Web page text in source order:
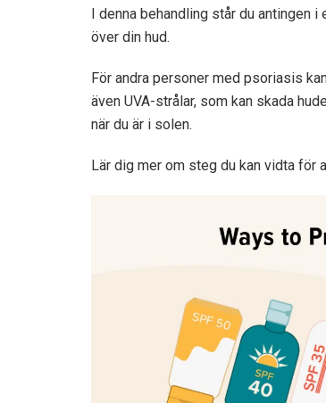
I denna behandling står du antingen
över din hud.
För andra personer med psoriasis
även UVA-strålar, som kan skada
när du är i solen.
Lär dig mer om steg du kan vidta för